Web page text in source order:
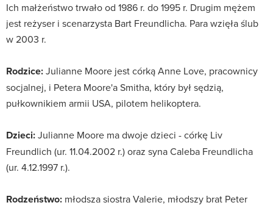
Ich małżeństwo trwało od 1986 r. do 1995 r. Drugim mężem
jest reżyser i scenarzysta Bart Freundlicha. Para wzięła ślub
w 2003 r.
Rodzice:Julianne Moore jest córką Anne Love, pracownicy
socjalnej, i Petera Moore'a Smitha, który był sędzią,
pułkownikiem armii USA, pilotem helikoptera.
Dzieci:Julianne Moore ma dwoje dzieci - córkę Liv
Freundlich (ur. 11.04.2002 r.) oraz syna Caleba Freundlicha
(ur. 4.12.1997 r.).
Rodzeństwo: młodsza siostra Valerie, młodszy brat Peter